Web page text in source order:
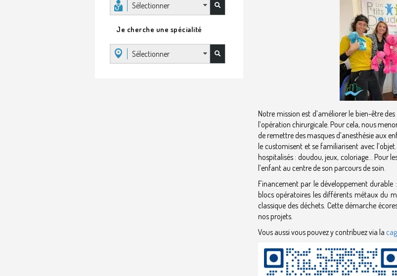
Notre mission est d’améliorer le bien-être
l’opération chirurgicale. Pour cela, nous
de remettre des masques d’anesthésie aux
le customisent et se familiarisent avec
hospitalisés : doudou, jeux, coloriage… Pour
l’enfant au centre de son parcours de soin.
Financement par le développement durable
blocs opératoires les différents métaux du
classique des déchets. Cette démarche
nos projets.
Vous aussi vous pouvez y contribuez via la
Sélectionner
Je cherche une spécialité
Sélectionner